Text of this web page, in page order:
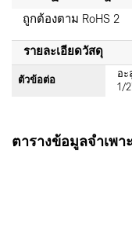
ถูกต้องตาม RoHS 2
รายละเอียดวัสดุ
ตัวข้อต่อ
อะ
1/
ตารางข้อมูลจำเพา